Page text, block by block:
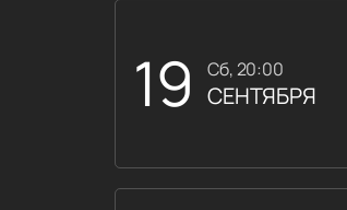
19 сб, 20:00
СЕНТЯБРЯ